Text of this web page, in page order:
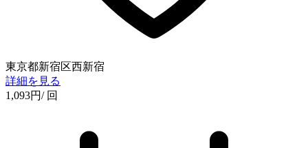
東京都新宿区西新宿
詳細を見る
1,093円/ 回